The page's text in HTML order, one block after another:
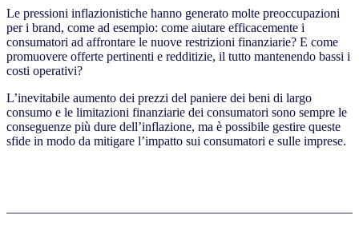
Le pressioni inflazionistiche hanno generato molte preoccupazioni
per i brand, come ad esempio: come aiutare efficacemente i
consumatori ad affrontare le nuove restrizioni finanziarie? E come
promuovere offerte pertinenti e redditizie, il tutto mantenendo bassi i
costi operativi?
L’inevitabile aumento dei prezzi del paniere dei beni di largo
consumo e le limitazioni finanziarie dei consumatori sono sempre le
conseguenze più dure dell’inflazione, ma è possibile gestire queste
sfide in modo da mitigare l’impatto sui consumatori e sulle imprese.